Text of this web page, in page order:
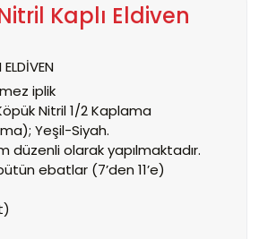
Kaplı Eldiven
iplik
Nitril 1/2 Kaplama
Yeşil-Siyah.
düzenli olarak yapılmaktadır.
ebatlar (7’den 11’e)